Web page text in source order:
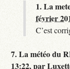
1.La
février
C’est
7.La météo du
13:22,par